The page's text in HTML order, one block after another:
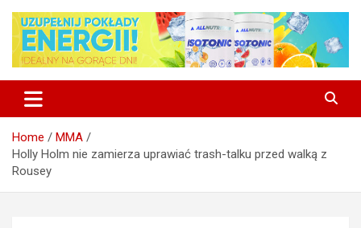
FIGHT24.PL – MMA i K-1, UFC
Home
MMA
Holly Holm nie zamierza uprawiać trash-talku przed walką z
Rousey